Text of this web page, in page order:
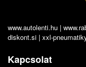
www.autolenti.hu |
diskont.si | xxl-
Kapcsolat